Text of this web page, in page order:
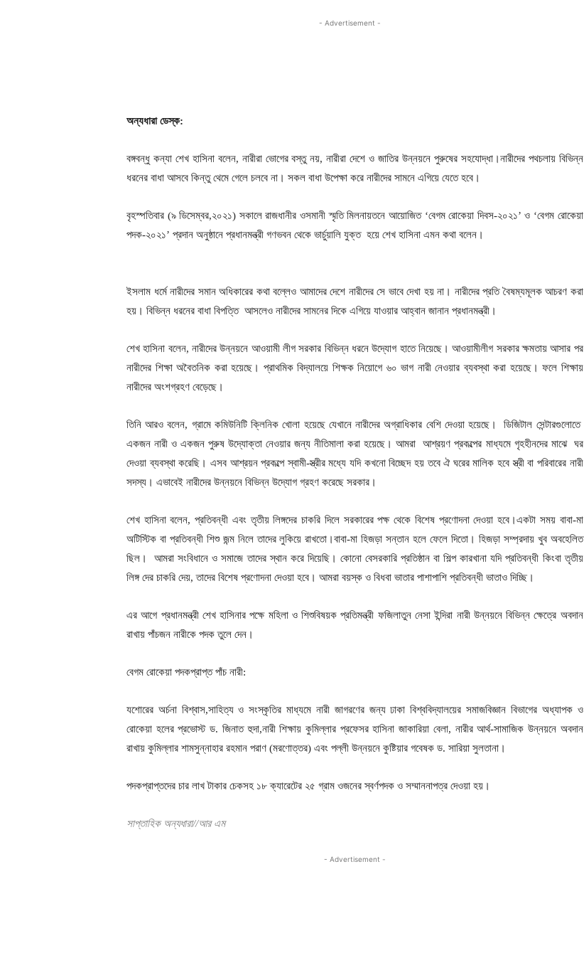
- Advertisement -
অন্যধারা ডেস্ক:
বঙ্গবন্ধু কন্যা শেখ হাসিনা বলেন, নারীরা ভোগের বস্তু নয়, নারীরা দেশে ও জাতির উন্নয়নে পুরুষের সহযোদ্ধা।নারীদের পথচলায় বিভিন্ন
ধরনের বাধা আসবে কিন্তু থেমে গেলে চলবে না। সকল বাধা উপেক্ষা করে নারীদের সামনে এগিয়ে যেতে হবে।
বৃহস্পতিবার (৯ ডিসেম্বর,২০২১) সকালে রাজধানীর ওসমানী স্মৃতি মিলনায়তনে আয়োজিত ‘বেগম রোকেয়া দিবস-২০২১’ ও ‘বেগম রোকেয়া
পদক-২০২১’ প্রদান অনুষ্ঠানে প্রধানমন্ত্রী গণভবন থেকে ভার্চুয়ালি যুক্ত হয়ে শেখ হাসিনা এমন কথা বলেন।
ইসলাম ধর্মে নারীদের সমান অধিকারের কথা বল্লেও আমাদের দেশে নারীদের সে ভাবে দেখা হয় না। নারীদের প্রতি বৈষম্যমূলক আচরণ করা
হয়। বিভিন্ন ধরনের বাধা বিপত্তি আসলেও নারীদের সামনের দিকে এগিয়ে যাওয়ার আহ্বান জানান প্রধানমন্ত্রী।
শেখ হাসিনা বলেন, নারীদের উন্নয়নে আওয়ামী লীগ সরকার বিভিন্ন ধরনে উদ্যোগ হাতে নিয়েছে। আওয়ামীলীগ সরকার ক্ষমতায় আসার পর
নারীদের শিক্ষা অবৈতনিক করা হয়েছে। প্রাথমিক বিদ্যালয়ে শিক্ষক নিয়োগে ৬০ ভাগ নারী নেওয়ার ব্যবস্থা করা হয়েছে। ফলে শিক্ষায়
নারীদের অংশগ্রহণ বেড়েছে।
তিনি আরও বলেন, গ্রামে কমিউনিটি ক্লিনিক খোলা হয়েছে যেখানে নারীদের অগ্রাধিকার বেশি দেওয়া হয়েছে। ডিজিটাল সেন্টারগুলোতে
একজন নারী ও একজন পুরুষ উদ্যোক্তা নেওয়ার জন্য নীতিমালা করা হয়েছে। আমরা আশ্রয়ণ প্রকল্পের মাধ্যমে গৃহহীনদের মাঝে ঘর
দেওয়া ব্যবস্থা করেছি। এসব আশ্রয়ন প্রকল্পে স্বামী-স্ত্রীর মধ্যে যদি কখনো বিচ্ছেদ হয় তবে ঐ ঘরের মালিক হবে স্ত্রী বা পরিবারের নারী
সদস্য। এভাবেই নারীদের উন্নয়নে বিভিন্ন উদ্যোগ গ্রহণ করেছে সরকার।
শেখ হাসিনা বলেন, প্রতিবন্ধী এবং তৃতীয় লিঙ্গদের চাকরি দিলে সরকারের পক্ষ থেকে বিশেষ প্রণোদনা দেওয়া হবে।একটা সময় বাবা-মা
অটিস্টিক বা প্রতিবন্ধী শিশু জন্ম নিলে তাদের লুকিয়ে রাখতো।বাবা-মা হিজড়া সন্তান হলে ফেলে দিতো। হিজড়া সম্প্রদায় খুব অবহেলিত
ছিল। আমরা সংবিধানে ও সমাজে তাদের স্থান করে দিয়েছি। কোনো বেসরকারি প্রতিষ্ঠান বা শিল্প কারখানা যদি প্রতিবন্ধী কিংবা তৃতীয়
লিঙ্গ দের চাকরি দেয়, তাদের বিশেষ প্রণোদনা দেওয়া হবে। আমরা বয়স্ক ও বিধবা ভাতার পাশাপাশি প্রতিবন্ধী ভাতাও দিচ্ছি।
এর আগে প্রধানমন্ত্রী শেখ হাসিনার পক্ষে মহিলা ও শিশুবিষয়ক প্রতিমন্ত্রী ফজিলাতুন নেসা ইন্দিরা নারী উন্নয়নে বিভিন্ন ক্ষেত্রে অবদান
রাখায় পাঁচজন নারীকে পদক তুলে দেন।
বেগম রোকেয়া পদকপ্রাপ্ত পাঁচ নারী:
যশোরের অর্চনা বিশ্বাস,সাহিত্য ও সংস্কৃতির মাধ্যমে নারী জাগরণের জন্য ঢাকা বিশ্ববিদ্যালয়ের সমাজবিজ্ঞান বিভাগের অধ্যাপক ও
রোকেয়া হলের প্রভোস্ট ড. জিনাত হুদা,নারী শিক্ষায় কুমিল্লার প্রফেসর হাসিনা জাকারিয়া বেলা, নারীর আর্থ-সামাজিক উন্নয়নে অবদান
রাখায় কুমিল্লার শামসুন্নাহার রহমান পরাণ (মরণোত্তর) এবং পল্লী উন্নয়নে কুষ্টিয়ার গবেষক ড. সারিয়া সুলতানা।
পদকপ্রাপ্তদের চার লাখ টাকার চেকসহ ১৮ ক্যারেটের ২৫ গ্রাম ওজনের স্বর্ণপদক ও সম্মাননাপত্র দেওয়া হয়।
সাপ্তাহিক অন্যধারা//আর এম
- Advertisement -